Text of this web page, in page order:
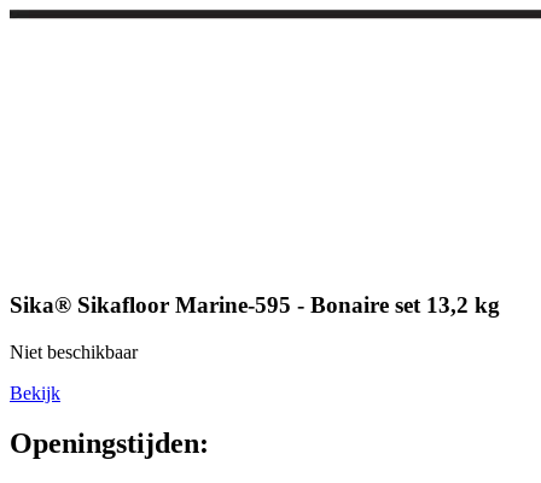
Sika® Sikafloor Marine-595 - Bonaire set 13,2 kg
Niet beschikbaar
Bekijk
Openingstijden: